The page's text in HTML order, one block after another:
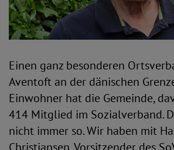
Einen ganz besonderen
Aventoft an der dänischen
Einwohner hat die Gemeinde,
414 Mitglied im Sozialverband.
nicht immer so. Wir haben mit